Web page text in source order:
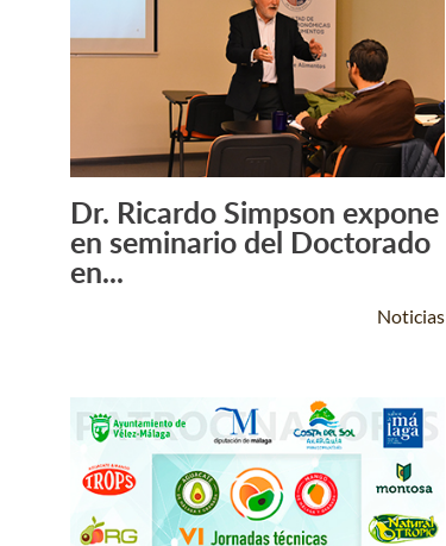
Leer Más +
Dr. Ricardo Simpson expone
en seminario del Doctorado
en...
Noticias